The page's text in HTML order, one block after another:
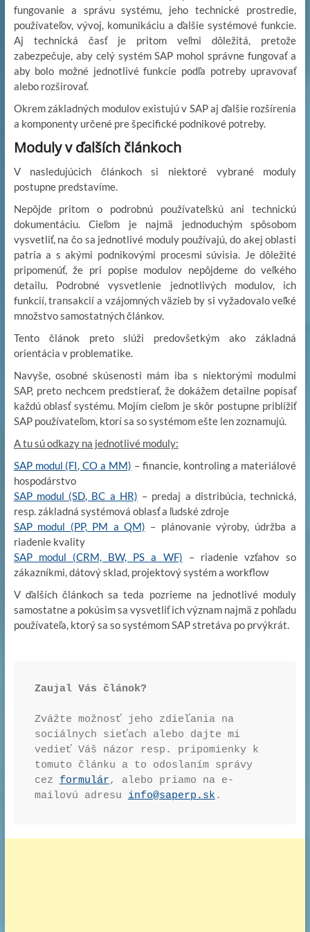
fungovanie a správu systému, jeho technické prostredie,
používateľov, vývoj, komunikáciu a ďalšie systémové funkcie.
Aj technická časť je pritom veľmi dôležitá, pretože
zabezpečuje, aby celý systém SAP mohol správne fungovať a
aby bolo možné jednotlivé funkcie podľa potreby upravovať
alebo rozširovať.
Okrem základných modulov existujú v SAP aj ďalšie rozšírenia
a komponenty určené pre špecifické podnikové potreby.
Moduly v ďalších článkoch
V nasledujúcich článkoch si niektoré vybrané moduly
postupne predstavíme.
Nepôjde pritom o podrobnú používateľskú ani technickú
dokumentáciu. Cieľom je najmä jednoduchým spôsobom
vysvetliť, na čo sa jednotlivé moduly používajú, do akej oblasti
patria a s akými podnikovými procesmi súvisia. Je dôležité
pripomenúť, že pri popise modulov nepôjdeme do veľkého
detailu. Podrobné vysvetlenie jednotlivých modulov, ich
funkcií, transakcií a vzájomných väzieb by si vyžadovalo veľké
množstvo samostatných článkov.
Tento článok preto slúži predovšetkým ako základná
orientácia v problematike.
Navyše, osobné skúsenosti mám iba s niektorými modulmi
SAP, preto nechcem predstierať, že dokážem detailne popísať
každú oblasť systému. Mojím cieľom je skôr postupne priblížiť
SAP používateľom, ktorí sa so systémom ešte len zoznamujú.
A tu sú odkazy na jednotlivé moduly:
SAP modul (FI, CO a MM) – financie, kontroling a materiálové
hospodárstvo
SAP modul (SD, BC a HR) – predaj a distribúcia, technická,
resp. základná systémová oblasť a ľudské zdroje
SAP modul (PP, PM a QM) – plánovanie výroby, údržba a
riadenie kvality
SAP modul (CRM, BW, PS a WF) – riadenie vzťahov so
zákazníkmi, dátový sklad, projektový systém a workflow
V ďalších článkoch sa teda pozrieme na jednotlivé moduly
samostatne a pokúsim sa vysvetliť ich význam najmä z pohľadu
používateľa, ktorý sa so systémom SAP stretáva po prvýkrát.
Zaujal Vás článok?
Zvážte možnosť jeho zdieľania na
sociálnych sieťach alebo dajte mi
vedieť Váš názor resp. pripomienky k
tomuto článku a to odoslaním správy
cez formulár, alebo priamo na e-
mailovú adresu info@saperp.sk .